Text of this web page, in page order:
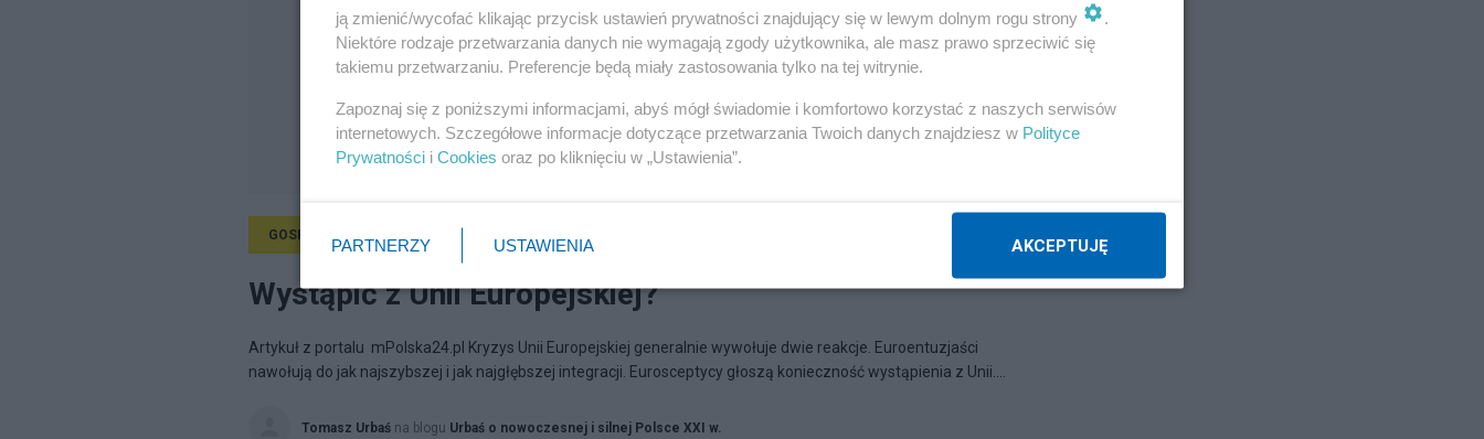
GOSPODARKA
Wystąpić z Unii Europejskiej?
Artykuł z portalu mPolska24.pl Kryzys Unii Europejskiej generalnie wywołuje dwie reakcje. Euroentuzjaści
nawołują do jak najszybszej i jak najgłębszej integracji. Eurosceptycy głoszą konieczność wystąpienia z Unii....
Tomasz Urbaś na blogu Urbaś o nowoczesnej i silnej Polsce XXI w.
ją zmienić/wycofać klikając przycisk ustawień prywatności znajdujący się w lewym dolnym rogu strony
.
Niektóre rodzaje przetwarzania danych nie wymagają zgody użytkownika, ale masz prawo sprzeciwić się
takiemu przetwarzaniu. Preferencje będą miały zastosowania tylko na tej witrynie.
Zapoznaj się z poniższymi informacjami, abyś mógł świadomie i komfortowo korzystać z naszych serwisów
internetowych. Szczegółowe informacje dotyczące przetwarzania Twoich danych znajdziesz w Polityce
Prywatności i Cookies oraz po kliknięciu w „Ustawienia”.
PARTNERZY USTAWIENIA AKCEPTUJĘ